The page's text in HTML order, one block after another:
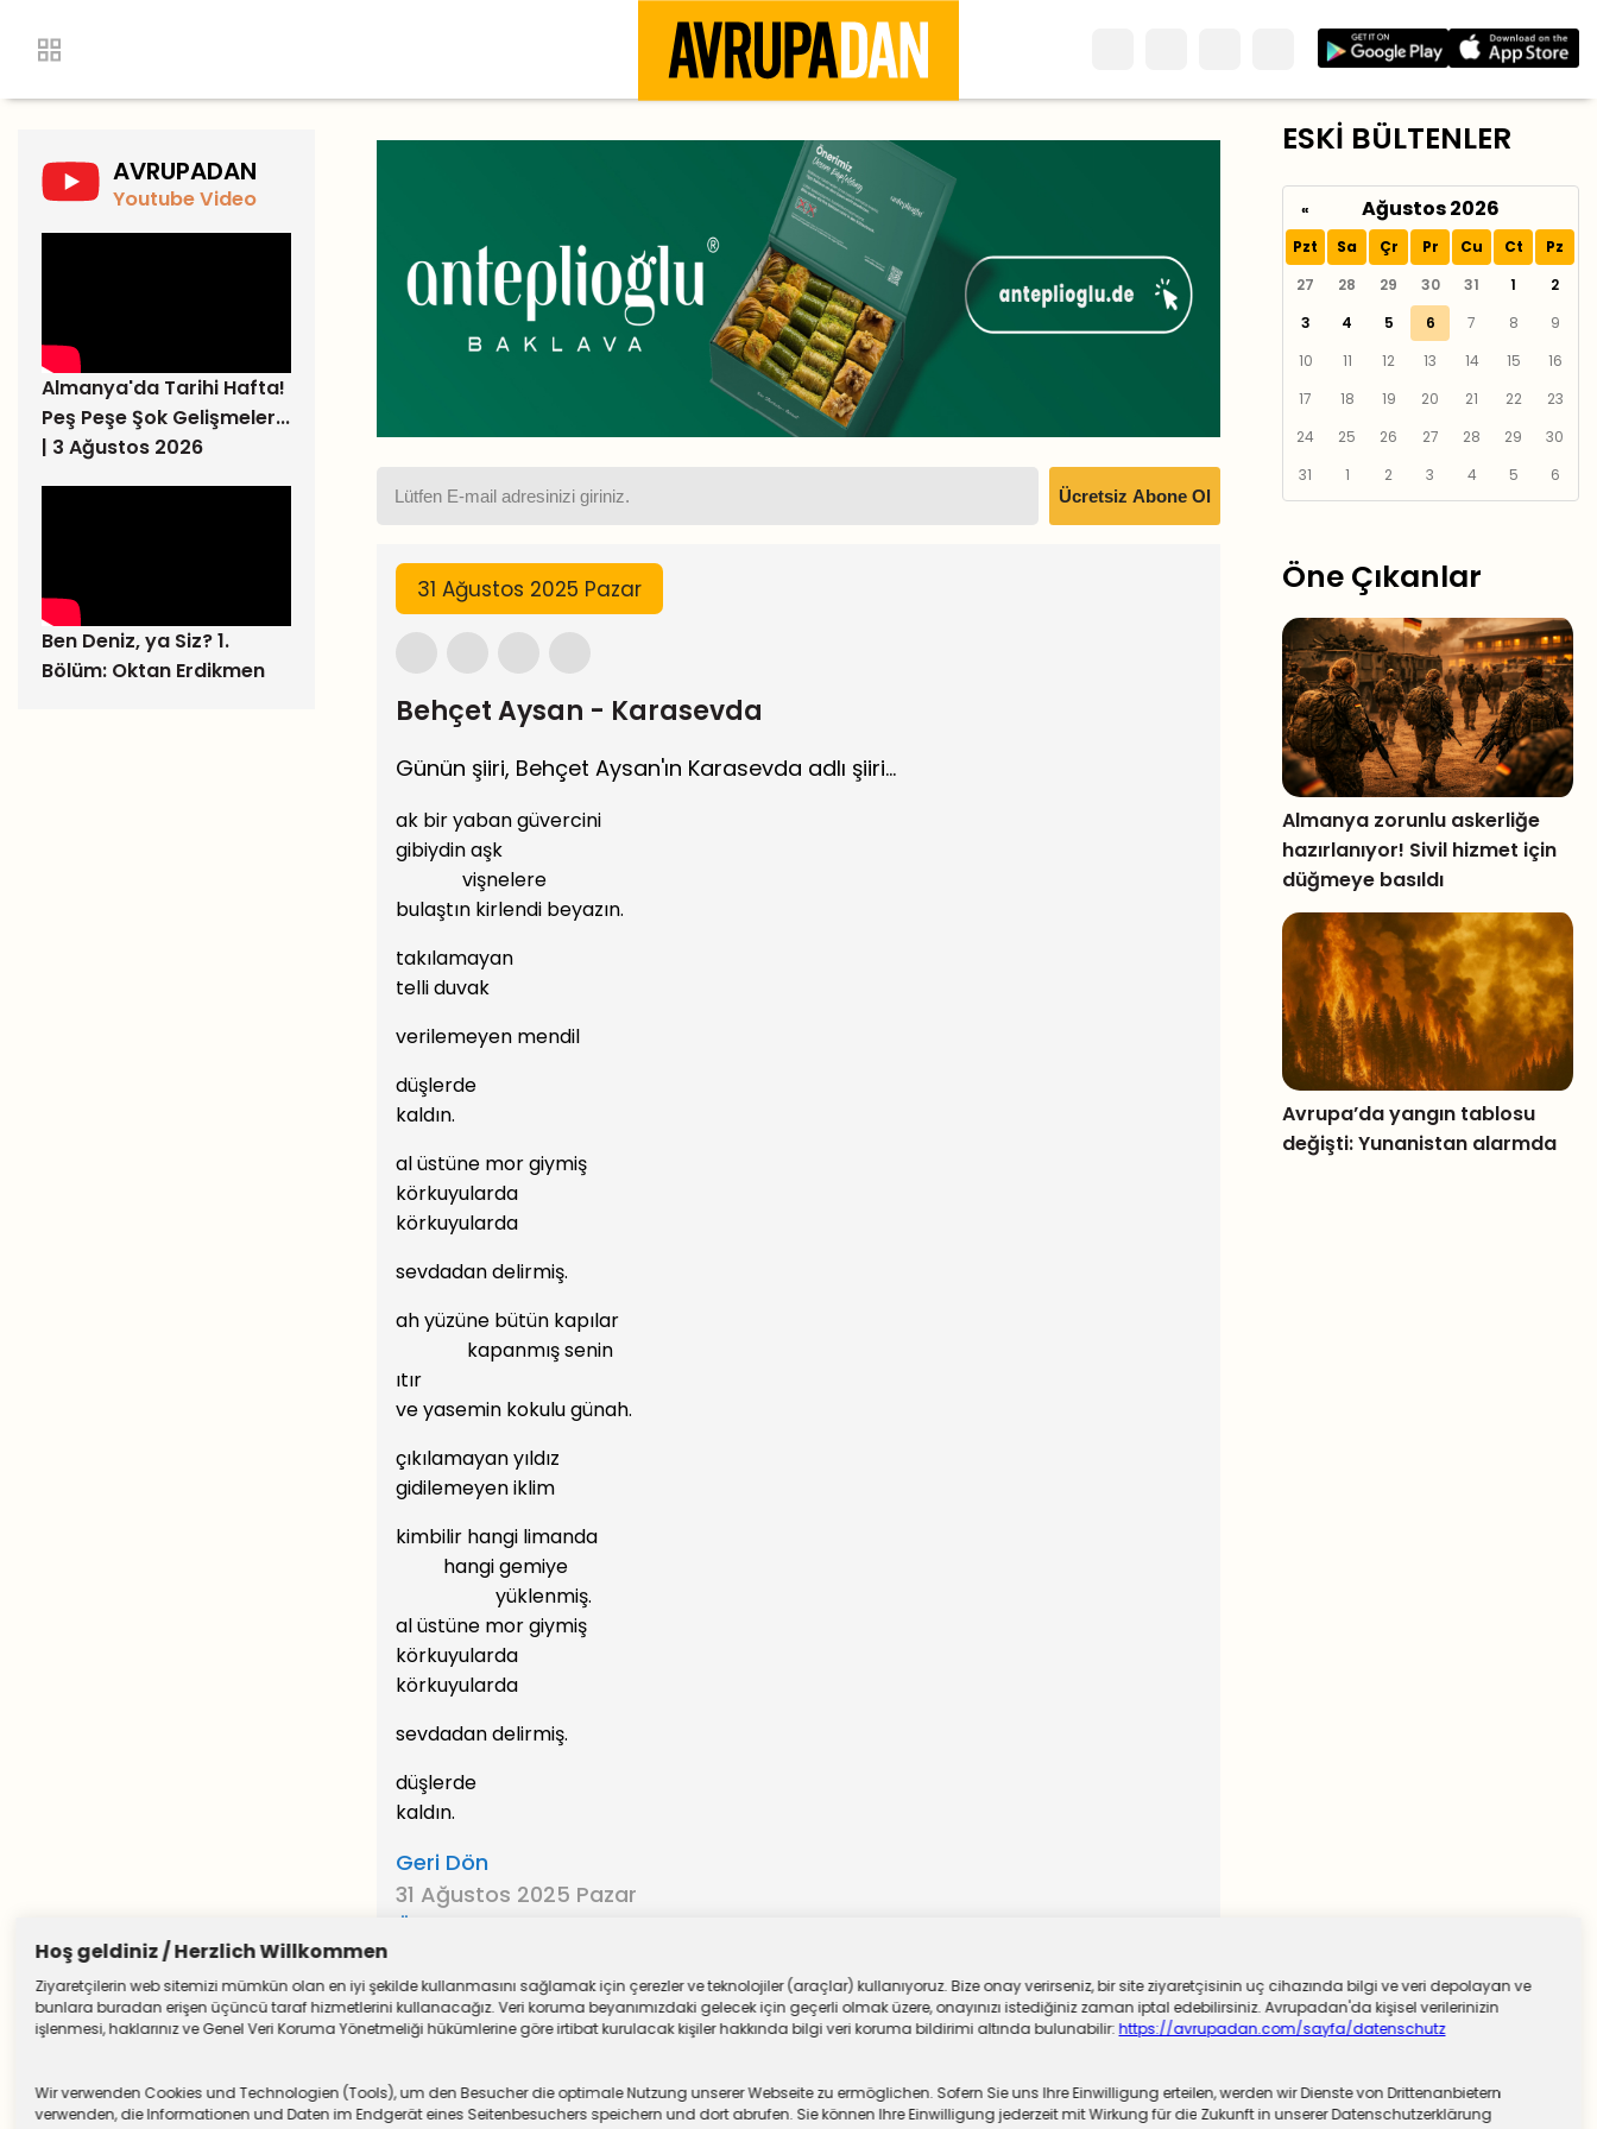
AVRUPADAN
Youtube Video
Almanya'da Tarihi Hafta!
Peş Peşe Şok Gelişmeler...
| 3 Ağustos 2026
Ben Deniz, ya Siz? 1.
Bölüm: Oktan Erdikmen
31 Ağustos 2025 Pazar
Behçet Aysan - Karasevda
Günün şiiri, Behçet Aysan'ın Karasevda adlı şiiri...
ak bir yaban güvercini
gibiydin aşk
vişnelere
bulaştın kirlendi beyazın.
takılamayan
telli duvak
verilemeyen mendil
düşlerde
kaldın.
al üstüne mor giymiş
körkuyularda
körkuyularda
sevdadan delirmiş.
ah yüzüne bütün kapılar
kapanmış senin
ıtır
ve yasemin kokulu günah.
çıkılamayan yıldız
gidilemeyen iklim
kimbilir hangi limanda
hangi gemiye
yüklenmiş.
al üstüne mor giymiş
körkuyularda
körkuyularda
sevdadan delirmiş.
düşlerde
kaldın.
Geri Dön
31 Ağustos 2025 Pazar
Önceki Yazılar
ESKİ BÜLTENLER
« Ağustos 2026
Pzt Sa Çr Pr Cu Ct
Pz
27
28 29 30 31 1
2
3
4 5 6 7 8
9
10
11 12 13 14 15
16
17
18 19 20 21 22
23
24
25 26 27 28 29
30
31
1 2 3 4 5 6
Öne Çıkanlar
Almanya zorunlu askerliğe
hazırlanıyor! Sivil hizmet için
düğmeye basıldı
Avrupa’da yangın tablosu
değişti: Yunanistan alarmda
Hoş geldiniz / Herzlich Willkommen
Ziyaretçilerin web sitemizi mümkün olan en iyi şekilde kullanmasını sağlamak için çerezler ve teknolojiler (araçlar) kullanıyoruz. Bize onay verirseniz, bir site ziyaretçisinin uç cihazında bilgi ve veri depolayan ve
bunlara buradan erişen üçüncü taraf hizmetlerini kullanacağız. Veri koruma beyanımızdaki gelecek için geçerli olmak üzere, onayınızı istediğiniz zaman iptal edebilirsiniz. Avrupadan'da kişisel verilerinizin
işlenmesi, haklarınız ve Genel Veri Koruma Yönetmeliği hükümlerine göre irtibat kurulacak kişiler hakkında bilgi veri koruma bildirimi altında bulunabilir: https://avrupadan.com/sayfa/datenschutz
Wir verwenden Cookies und Technologien (Tools), um den Besucher die optimale Nutzung unserer Webseite zu ermöglichen. Sofern Sie uns Ihre Einwilligung erteilen, werden wir Dienste von Drittenanbietern
verwenden, die Informationen und Daten im Endgerät eines Seitenbesuchers speichern und dort abrufen. Sie können Ihre Einwilligung jederzeit mit Wirkung für die Zukunft in unserer Datenschutzerklärung